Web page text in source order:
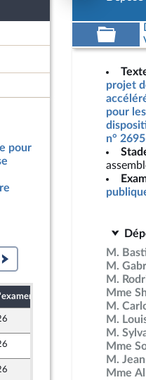
pour
Date de dépôt
projet
pour
n°
M.
M.
M.
Mme
M.
M.
M.
Mme
M.
Mme